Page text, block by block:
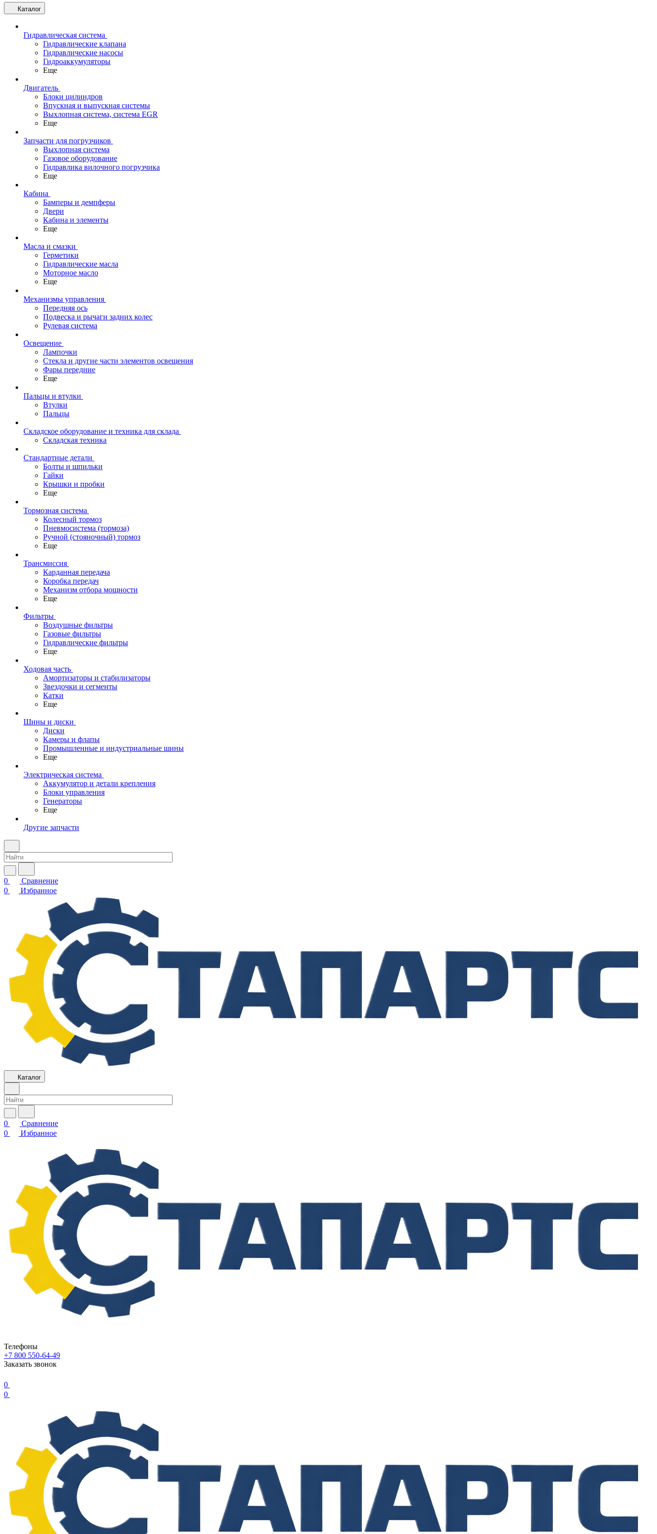
Каталог
Гидравлическая система
Гидравлические клапана
Гидравлические насосы
Гидроаккумуляторы
Еще
Двигатель
Блоки цилиндров
Впускная и выпускная системы
Выхлопная система, система EGR
Еще
Запчасти для погрузчиков
Выхлопная система
Газовое оборудование
Гидравлика вилочного погрузчика
Еще
Кабина
Бамперы и демпферы
Двери
Кабина и элементы
Еще
Масла и смазки
Герметики
Гидравлические масла
Моторное масло
Еще
Механизмы управления
Передняя ось
Подвеска и рычаги задних колес
Рулевая система
Освещение
Лампочки
Стекла и другие части элементов освещения
Фары передние
Еще
Пальцы и втулки
Втулки
Пальцы
Складское оборудование и техника для склада
Складская техника
Стандартные детали
Болты и шпильки
Гайки
Крышки и пробки
Еще
Тормозная система
Колесный тормоз
Пневмосиcтема (тормоза)
Ручной (стояночный) тормоз
Еще
Трансмиссия
Карданная передача
Коробка передач
Механизм отбора мощности
Еще
Фильтры
Воздушные фильтры
Газовые фильтры
Гидравлические фильтры
Еще
Ходовая часть
Амортизаторы и стабилизаторы
Звездочки и сегменты
Катки
Еще
Шины и диски
Диски
Камеры и флапы
Промышленные и индустриальные шины
Еще
Электрическая система
Аккумулятор и детали крепления
Блоки управления
Генераторы
Еще
Другие запчасти
0
Сравнение
0
Избранное
Каталог
0
Сравнение
0
Избранное
Телефоны
+7 800 550-64-49
Заказать звонок
0
0